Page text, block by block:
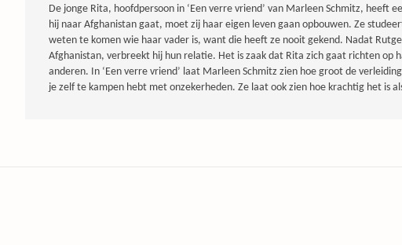
De jonge Rita, hoofdpersoon in ‘Een verre vriend’ van Marleen Schmitz, heeft
hij naar Afghanistan gaat, moet zij haar eigen leven gaan opbouwen. Ze
weten te komen wie haar vader is, want die heeft ze nooit gekend. Nadat
Afghanistan, verbreekt hij hun relatie. Het is zaak dat Rita zich gaat richten op
anderen. In ‘Een verre vriend’ laat Marleen Schmitz zien hoe groot de
je zelf te kampen hebt met onzekerheden. Ze laat ook zien hoe krachtig het is